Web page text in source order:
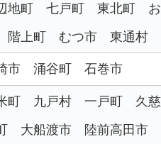
地町 七戸町 東北町
階上町
むつ市 東通村
市 涌谷町 石巻市
町 九戸村 一戸町 久
大船渡市 陸前高田市